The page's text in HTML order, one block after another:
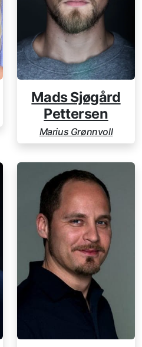
Mads Sjøgård
Pettersen
Marius Grønnvoll